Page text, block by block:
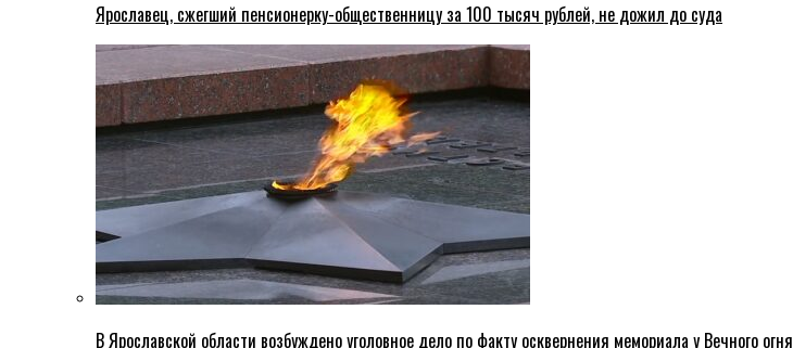
Ярославец, сжегший пенсионерку-общественницу за 100 тысяч рублей, не дожил до суда
В Ярославской области возбуждено уголовное дело по факту осквернения мемориала у Вечного огня